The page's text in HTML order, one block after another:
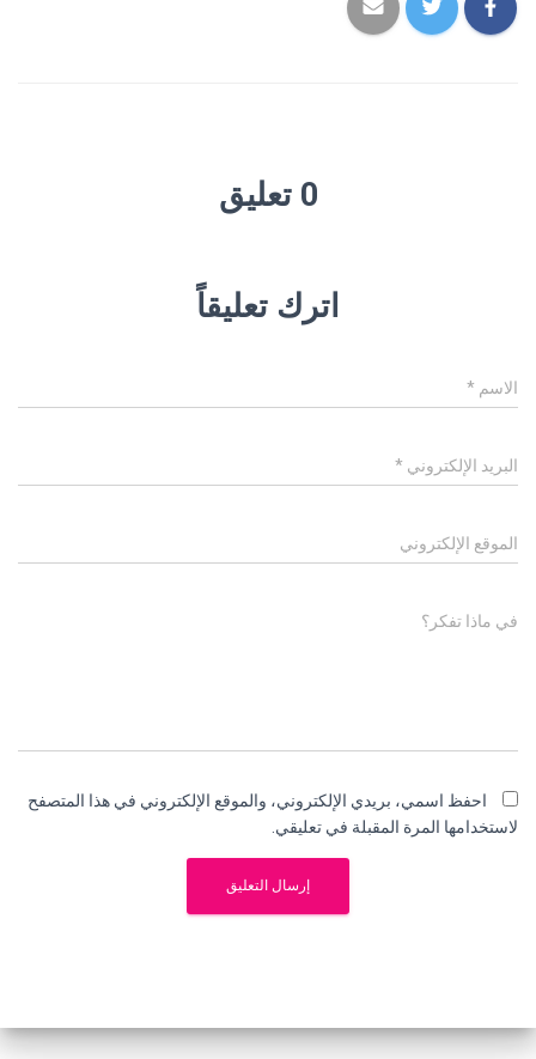
0 تعليق
اترك تعليقاً
الاسم *
البريد الإلكتروني *
الموقع الإلكتروني
في ماذا تفكر؟
احفظ اسمي، بريدي الإلكتروني، والموقع الإلكتروني في هذا المتصفح
لاستخدامها المرة المقبلة في تعليقي.